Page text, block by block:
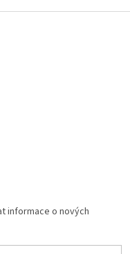
informace o nových